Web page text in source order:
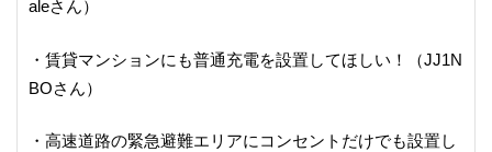
aleさん）
・賃貸マンションにも普通充電を設置してほしい！（JJ1N
BOさん）
・高速道路の緊急避難エリアにコンセントだけでも設置し